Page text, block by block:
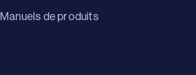
Manuels de produits